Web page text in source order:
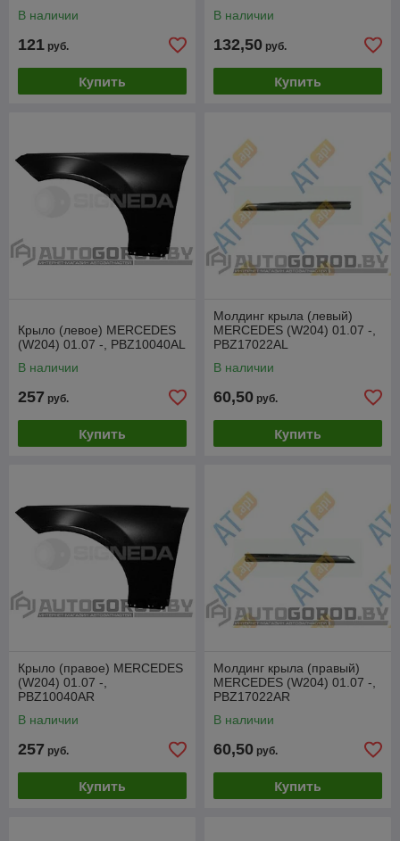
В наличии
121 руб.
Купить
В наличии
132,50 руб.
Купить
Крыло (левое) MERCEDES
(W204) 01.07 -, PBZ10040AL
В наличии
257 руб.
Купить
Молдинг крыла (левый)
MERCEDES (W204) 01.07 -,
PBZ17022AL
В наличии
60,50 руб.
Купить
Крыло (правое) MERCEDES
(W204) 01.07 -,
PBZ10040AR
В наличии
257 руб.
Купить
Молдинг крыла (правый)
MERCEDES (W204) 01.07 -,
PBZ17022AR
В наличии
60,50 руб.
Купить